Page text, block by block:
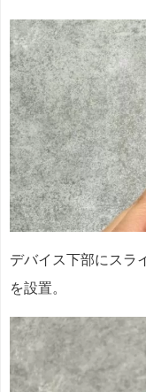
デバイス下部にスラ
を設置。